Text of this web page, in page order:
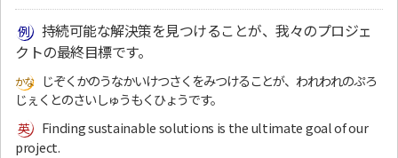
持続可能な解決策を見つけることが、我々のプロジェ
クトの最終目標です。
じぞくかのうなかいけつさくをみつけることが、われわれのぷろ
じぇくとのさいしゅうもくひょうです。
Finding sustainable solutions is the ultimate goal of our
project.